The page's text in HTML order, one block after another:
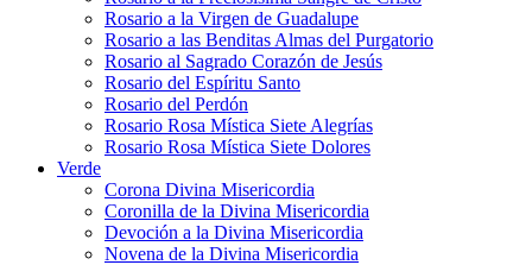
Rosario a la Virgen de Guadalupe
Rosario a las Benditas Almas del Purgatorio
Rosario al Sagrado Corazón de Jesús
Rosario del Espíritu Santo
Rosario del Perdón
Rosario Rosa Mística Siete Alegrías
Rosario Rosa Mística Siete Dolores
Verde
Corona Divina Misericordia
Coronilla de la Divina Misericordia
Devoción a la Divina Misericordia
Novena de la Divina Misericordia